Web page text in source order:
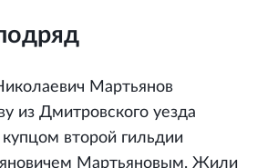
Мартьянов
из Дмитровского уезда
второй гильдии
Мартьяновым. Жили